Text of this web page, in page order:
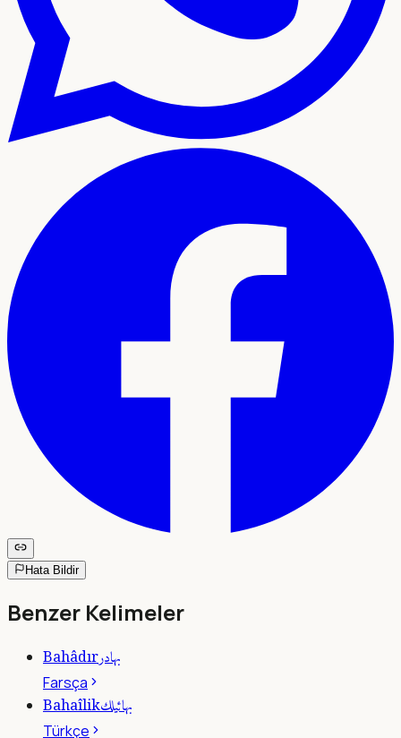
Hata Bildir
Benzer Kelimeler
Bahâdırبهادر
Farsça
Bahaîlikبهائيلك
Türkçe